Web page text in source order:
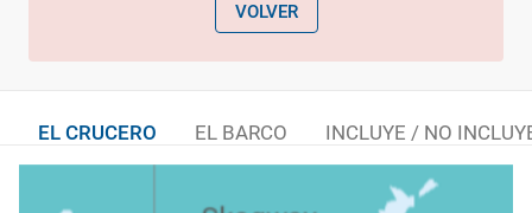
VOLVER
EL CRUCERO EL BARCO INCLUYE / NO